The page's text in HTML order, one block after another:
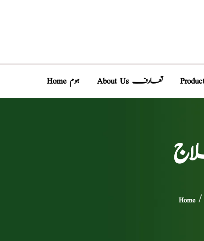
Home ہوم About Us تعارف
Home/